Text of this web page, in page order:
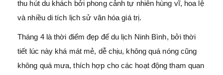
thu hút du khách bởi phong cảnh tự nhiên hùng vĩ, hoa lệ
và nhiều di tích lịch sử văn hóa giá trị.
Tháng 4 là thời điểm đẹp để du lịch Ninh Bình, bởi thời
tiết lúc này khá mát mẻ, dễ chịu, không quá nóng cũng
không quá mưa, thích hợp cho các hoạt động tham quan